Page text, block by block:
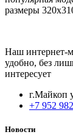
размеры
Наш интернет-
удобно, без
интересует
г.Майкоп
+7 952
Новости